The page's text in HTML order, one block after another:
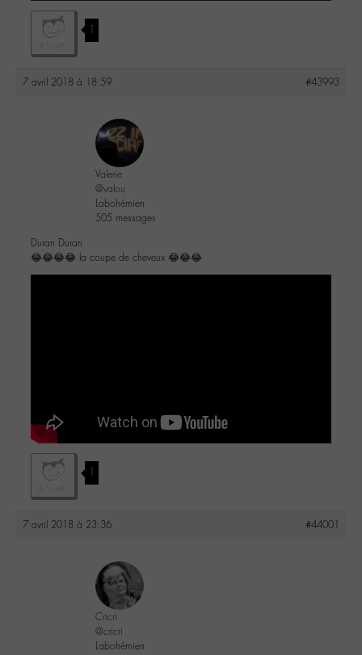
1
7 avril 2018 à 18:59 #43993
Valerie
@valou
Labohémien
505 messages
Duran Duran
😂😂😂😂 la coupe de cheveux 😂😂😂
1
7 avril 2018 à 23:36 #44001
Cricri
@cricri
Labohémien